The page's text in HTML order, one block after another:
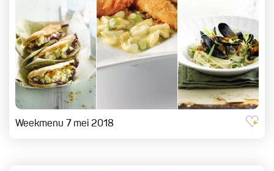
Weekmenu 7 mei 2018